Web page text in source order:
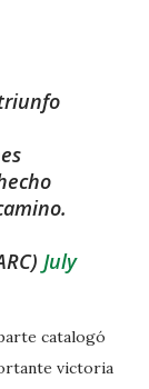
July
catalogó
victoria